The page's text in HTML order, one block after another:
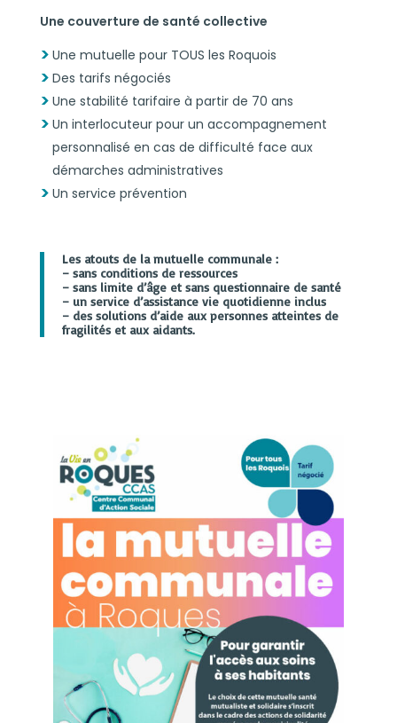
Une couverture de santé collective
Une mutuelle pour TOUS les Roquois
Des tarifs négociés
Une stabilité tarifaire à partir de 70 ans
Un interlocuteur pour un accompagnement
personnalisé en cas de difficulté face aux
démarches administratives
Un service prévention
Les atouts de la mutuelle communale :
– sans conditions de ressources
– sans limite d’âge et sans questionnaire de santé
– un service d’assistance vie quotidienne inclus
– des solutions d’aide aux personnes atteintes de
fragilités et aux aidants.